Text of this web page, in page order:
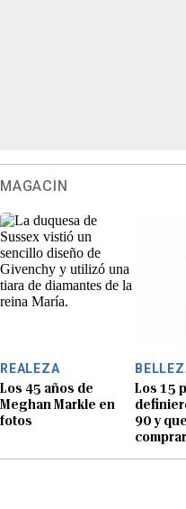
MAGACÍN
REALEZA
Los 45 años de
Meghan Markle en
fotos
Los 15
90 y